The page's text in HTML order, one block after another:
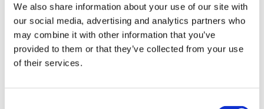
We also share information about your use of our site with
our social media, advertising and analytics partners who
may combine it with other information that you’ve
provided to them or that they’ve collected from your use
of their services.
Grazie a questa esperienza avrete un reale
ritorno davvero sotto ogni punto di vista.
Non vi raccontiamo bugie, ma veramente
una volta tornati avrete quella tanto